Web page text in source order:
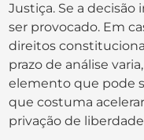
Justiça. Se a decisão
ser provocado. Em
direitos
prazo de análise
elemento que pode
que costuma
privação de